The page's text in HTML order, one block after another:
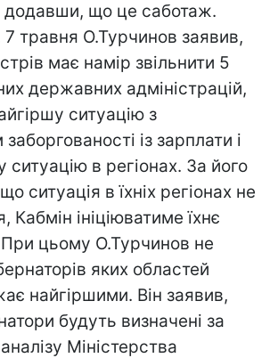
додавши, що це саботаж.
7 травня О.Турчинов заявив,
має намір звільнити 5
державних адміністрацій,
ситуацію з
із зарплати і
ситуацію в регіонах. За його
ситуація в їхніх регіонах не
Кабмін ініціюватиме їхнє
При цьому О.Турчинов не
яких областей
найгіршими. Він заявив,
будуть визначені за
Міністерства